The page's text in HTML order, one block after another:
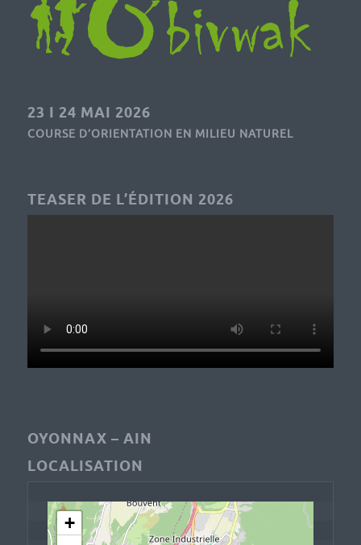
23 I 24 MAI 2026
COURSE D’ORIENTATION EN MILIEU NATUREL
TEASER DE L’ÉDITION 2026
OYONNAX – AIN
LOCALISATION
+